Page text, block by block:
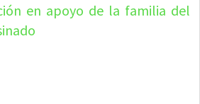
en apoyo de la familia del